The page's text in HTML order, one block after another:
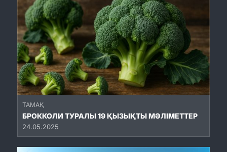
ТАМАҚ
БРОККОЛИ ТУРАЛЫ 19 ҚЫЗЫҚТЫ МӘЛІМЕТТЕР
24.05.2025